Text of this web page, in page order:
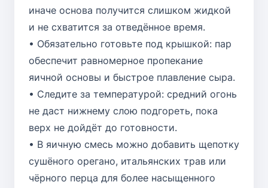
иначе основа получится слишком жидкой
и не схватится за отведённое время.
• Обязательно готовьте под крышкой: пар
обеспечит равномерное пропекание
яичной основы и быстрое плавление сыра.
• Следите за температурой: средний огонь
не даст нижнему слою подгореть, пока
верх не дойдёт до готовности.
• В яичную смесь можно добавить щепотку
сушёного орегано, итальянских трав или
чёрного перца для более насыщенного